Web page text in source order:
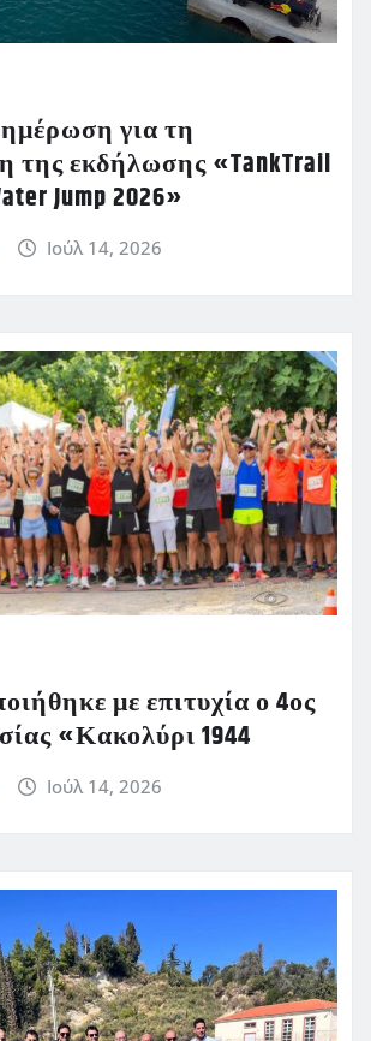
για τη
της εκδήλωσης «TankTrail
Jump 2026»
Ιούλ 14, 2026
με επιτυχία ο 4ος
«Κακολύρι 1944
Ιούλ 14, 2026